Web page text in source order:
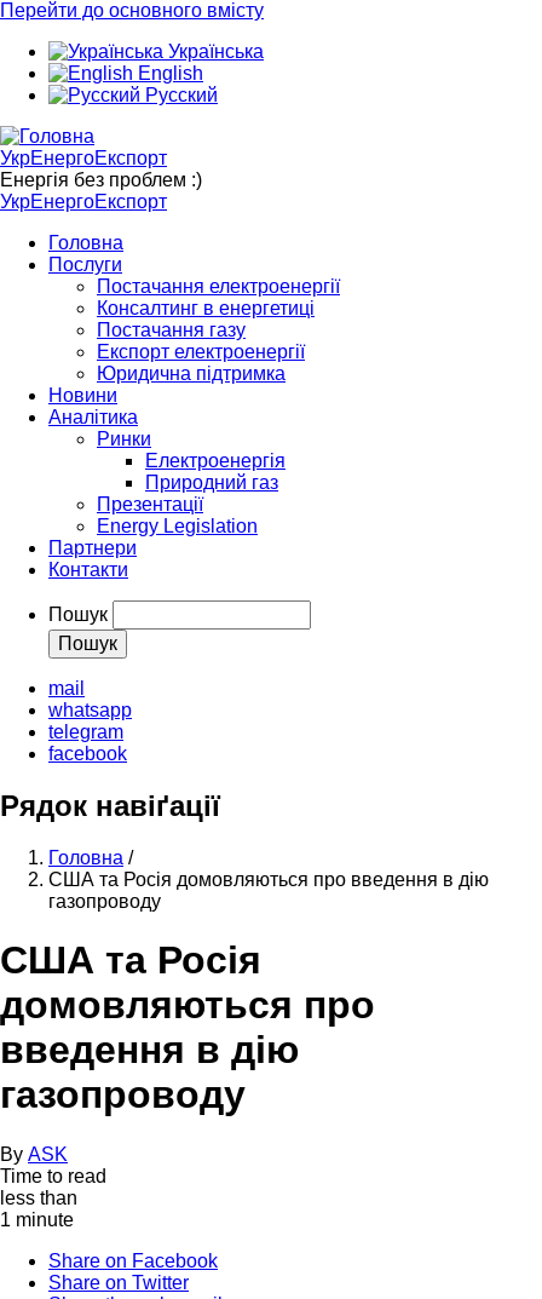
Перейти до основного вмісту
Українська
English
Русский
УкрЕнергоЕкспорт
Енергія без проблем :)
УкрЕнергоЕкспорт
Головна
Послуги
Постачання електроенергії
Консалтинг в енергетиці
Постачання газу
Експорт електроенергії
Юридична підтримка
Новини
Аналітика
Ринки
Електроенергія
Природний газ
Презентації
Energy Legislation
Партнери
Контакти
Пошук
mail
whatsapp
telegram
facebook
Рядок навіґації
Головна /
США та Росія домовляються про введення в дію
газопроводу
США та Росія
домовляються про
введення в дію
газопроводу
By ASK
Time to read
less than
1 minute
Share on Facebook
Share on Twitter